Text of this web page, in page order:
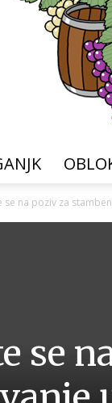
se na poziv za
se